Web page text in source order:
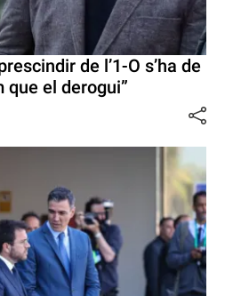
de l’1-O s’ha de
el derogui”